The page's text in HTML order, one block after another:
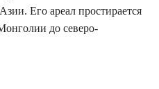
Его ареал простирается
до северо-